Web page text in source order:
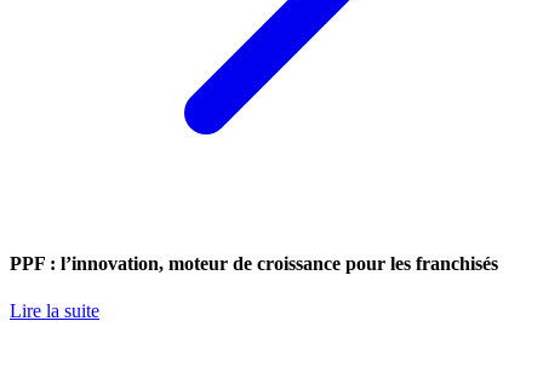
PPF : l’innovation, moteur de croissance pour les franchisés
Lire la suite